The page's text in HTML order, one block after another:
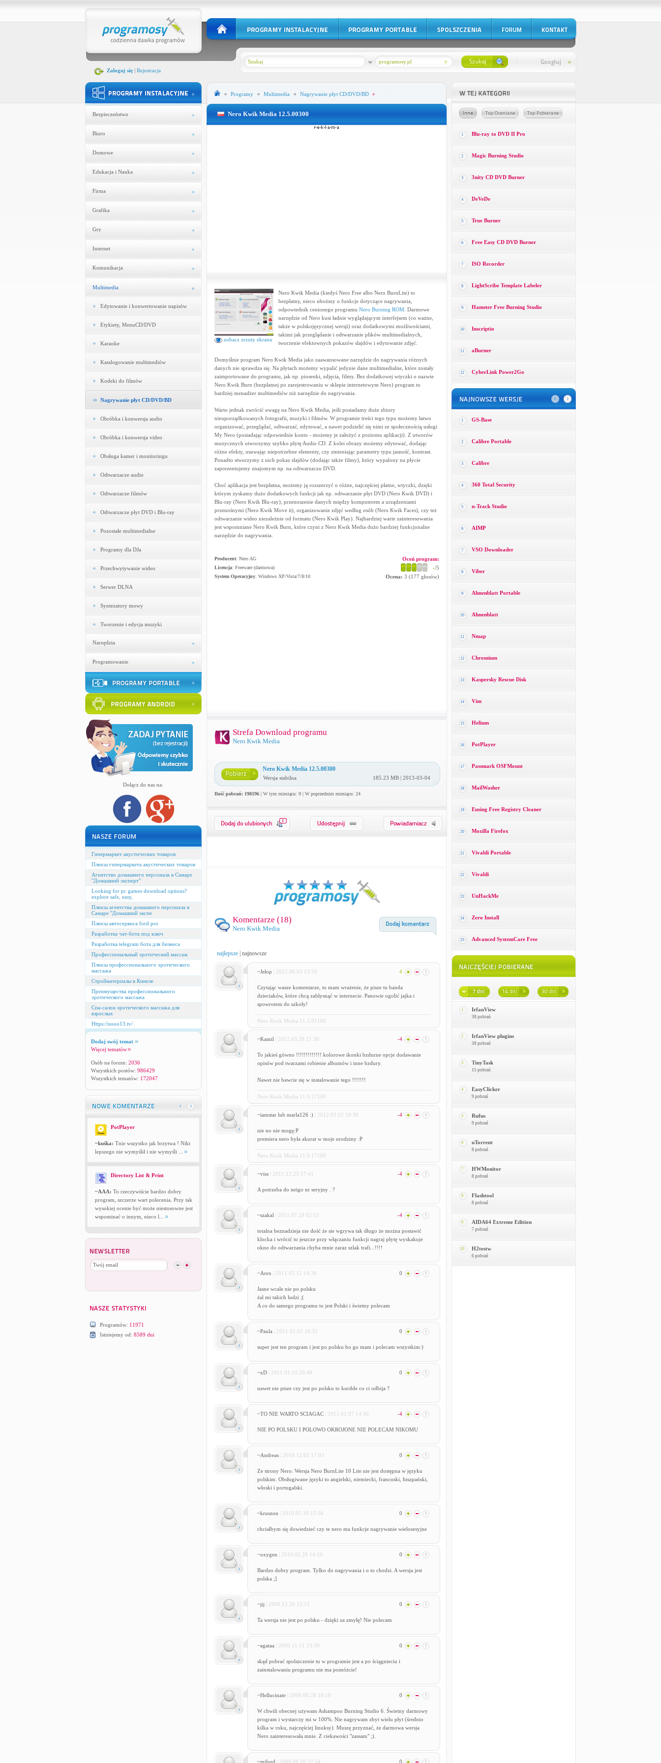
Zaloguj się| Rejestracja
programosy.pl
w
Bezpieczeństwo
Biuro
Domowe
Edukacja i Nauka
Firma
Grafika
Gry
Internet
Komunikacja
Multimedia
Edytowanie i konwertowanie napisów
Etykiety, MenuCD/DVD
Karaoke
Katalogowanie multimediów
Kodeki do filmów
Nagrywanie płyt CD/DVD/BD
Obróbka i konwersja audio
Obróbka i konwersja video
Obsługa kamer i monitoringu
Odtwarzacze audio
Odtwarzacze filmów
Odtwarzacze płyt DVD i Blu-ray
Pozostałe multimedialne
Programy dla DJa
Przechwytywanie wideo
Serwer DLNA
Syntezatory mowy
Tworzenie i edycja muzyki
Narzędzia
Programowanie
Dołącz do nas na:
Гипермаркет акустических товаров
Плюсы гипермаркета акустических товаров
Агентство домашнего персонала в Самаре
"Домашний эксперт"
Looking for pc games download options?
explore safe, easy,
Плюсы агентства домашнего персонала в
Самаре "Домашний экспе
Плюсы автосервиса ford pro
Разработка чат-бота под ключ
Разработка telegram бота для бизнеса
Профессиональный эротический массаж
Плюсы профессионального эротического
массажа
Стройматериалы в Кинеле
Преимущества профессионального
эротического массажа
Спа-салон эротического массажа для
взрослых
Https://nooo13.tv/
Dodaj swój temat
Więcej tematów
Osób na forum: 2036
Wszystkich postów: 986429
Wszystkich tematów: 172047
PotPlayer
~kuśka: Tnie wszystko jak brzytwa ! Nikt
lepszego nie wymyślił i nie wymyśli ...
Directory List & Print
~AAA: To rzeczywiście bardzo dobry
program, szczerze wart polecenia. Przy tak
wysokiej ocenie być może niestosowne jest
wspominać o innym, nieco l...
Programów: 11971
Istniejemy od: 8589 dni
Programy Multimedia Nagrywanie płyt CD/DVD/BD
Nero Kwik Media 12.5.00300
zobacz zrzuty ekranu
Nero Kwik Media (kiedyś Nero Free albo Nero BurnLite) to
bezpłatny, nieco uboższy o funkcje dotyczące nagrywania,
odpowiednik cenionego programu Nero Burning ROM. Darmowe
narzędzie od Nero kusi ładnie wyglądającym interfejsem (co ważne,
także w polskojęzycznej wersji) oraz dodatkowymi możliwościami,
takimi jak przeglądanie i odtwarzanie plików multimedialnych,
tworzenie efektownych pokazów slajdów i edytowanie zdjęć.
Domyślnie program Nero Kwik Media jako zaawansowane narzędzie do nagrywania różnych
danych nie sprawdza się. Na płytach możemy wypalić jedynie dane multimedialne, które zostały
zaimportowane do programu, jak np. piosenki, zdjęcia, filmy. Bez dodatkowej wtyczki o nazwie
Nero Kwik Burn (bezpłatnej po zarejestrowaniu w sklepie internetowym Nero) program to
bardziej menadżer multimediów niż narzędzie do nagrywania.
Warto jednak zwrócić uwagę na Nero Kwik Media, jeśli posiadamy duże zbiory
nieuporządkowanych fotografii, muzyki i filmów. W programie treści tego typu możemy łatwo
organizować, przeglądać, odtwarzać, edytować, a nawet podzielić się nimi ze społecznością usługi
My Nero (posiadając odpowiednie konto - możemy je założyć z poziomu aplikacji). Z utworów
muzycznych utworzymy szybko płytę Audio CD. Z kolei obrazy możemy edytować, dodając
różne efekty, usuwając niepotrzebne elementy, czy zmieniając parametry typu jasność, kontrast.
Ponadto stworzymy z nich pokaz slajdów (dodając także filmy), który wypalony na płycie
zaprezentujemy znajomym np. na odtwarzaczu DVD.
Choć aplikacja jest bezpłatna, możemy ją rozszerzyć o różne, najczęściej płatne, wtyczki, dzięki
którym zyskamy dużo dodatkowych funkcji jak np. odtwarzanie płyt DVD (Nero Kwik DVD) i
Blu-ray (Nero Kwik Blu-ray), przenoszenie danych między komputerem a urządzeniami
przenośnymi (Nero Kwik Move it), organizowanie zdjęć według osób (Nero Kwik Faces), czy też
odtwarzanie wideo niezależnie od formatu (Nero Kwik Play). Najbardziej warte zainteresowania
jest wspomniane Nero Kwik Burn, które czyni z Nero Kwik Media dużo bardziej funkcjonalne
narzędzie do nagrywania.
Producent: Nero AG
Licencja: Freeware (darmowa)
System Operacyjny: Windows XP/Vista/7/8/10
Oceń program:
-/5
Ocena: 3 (177 głosów)
Strefa Download programu
Nero Kwik Media
Nero Kwik Media 12.5.00300
Wersja stabilna 185.23 MB | 2013-03-04
Ilość pobrań: 198196| W tym miesiącu: 9 | W poprzednim miesiącu: 24
1
Komentarze (18)
Nero Kwik Media
najlepsze| najnowsze
~Jełop | 2012.08.03 13:59 4
Czytając wasze komentarze, to mam wrażenie, że pisze tu banda
dzieciaków, które chcą zabłysnąć w internecie. Panowie ogolić jajka i
spowrotem do szkoły!
Nero Kwik Media 11.2.01100
~Kamil | 2012.03.28 21:30 -4
To jakieś gówno !!!!!!!!!!!!! kolorowe ikonki bzdurne opcje dodawanie
opisów pod twarzami robienie albumów i inne bzdury.
Nawet nie bawcie się w instalowanie tego !!!!!!!
Nero Kwik Media 11.0.17100
~iamstar lub marla126 :) | 2012.03.02 19:30 -4
nie no nie mogę:P
premiera nero była akurat w moje urodziny :P
Nero Kwik Media 11.0.17100
~viss | 2011.12.23 17:41 -4
A potrzeba do neigo nr seryjny . ?
~szakal | 2011.07.29 02:13 -4
totalna beznadzieja nie dość że sie wgrywa tak długo że można postawić
klocka i wrócić to jeszcze przy włączaniu funkcji nagraj płytę wyskakuje
okno do odtwarzania chyba mnie zaraz szlak trafi...!!!!
~Arex | 2011.02.12 14:38 0
Jasne wcale nie po polsku
żal mi takich ludzi ;(
A co do samego programu to jest Polski i świetny polecam
~Paula | 2011.02.03 16:32 0
super jest ten program i jest po polsku bo go mam i polecam wszystkim:)
~xD | 2011.01.10 20:48 0
nawet nie pisze czy jest po polsku to kurdde co ci odbija ?
~TO NIE WARTO SCIAGAC | 2011.01.07 14:30 -4
NIE PO POLSKU I POLOWO OKROJONE NIE POLECAM NIKOMU
~Andreas | 2010.12.02 17:03 0
Ze strony Nero: Wersja Nero BurnLite 10 Lite nie jest dostępna w języku
polskim. Obsługiwane języki to angielski, niemiecki, francuski, hiszpański,
włoski i portugalski.
~kruszon | 2010.03.30 15:36 0
chciałbym się dowiedzieć czy te nero ma funkcje nagrywanie wielosesyjne
~oxygen | 2010.02.28 14:10 0
Bardzo dobry program. Tylko do nagrywania i o to chodzi. A wersja jest
polska ;]
~jij | 2009.12.29 15:51 0
Ta wersja nie jest po polsku - dzięki za zmyłę! Nie polecam
~agataa | 2009.11.11 13:30 0
skąd pobrać spolszczenie tu w programie jest a po ściągnieciu i
zainstalowaniu programu nie ma pomóżcie!
~Hellucinate | 2009.08.28 18:18 0
W chwili obecnej używam Ashampoo Burning Studio 6. Świetny darmowy
program i wystarczy mi w 100%. Nie nagrywam zbyt wielu płyt (średnio
kilka w roku, najczęściej linuksy). Muszę przyznać, że darmowa wersja
Nero zainteresowała mnie. Z ciekawości "zassam" ;).
~milord | 2009.08.10 22:54 0
1 Blu-ray to DVD II Pro
2 Magic Burning Studio
3 3nity CD DVD Burner
4 DeVeDe
5 True Burner
6 Free Easy CD DVD Burner
7 ISO Recorder
8 LightScribe Template Labeler
9 Hamster Free Burning Studio
10 Inscriptio
11 aBurner
12 CyberLink Power2Go
1 GS-Base
2 Calibre Portable
3 Calibre
4 360 Total Security
5 n-Track Studio
6 AIMP
7 VSO Downloader
8 Viber
9 Ahnenblatt Portable
10 Ahnenblatt
11 Nmap
12 Chromium
13 Kaspersky Rescue Disk
14 Vim
15 Helium
16 PotPlayer
17 Passmark OSFMount
18 MailWasher
19 Eusing Free Registry Cleaner
20 Mozilla Firefox
21 Vivaldi Portable
22 Vivaldi
23 UnHackMe
24 Zero Install
25 Advanced SystemCare Free
1 IrfanView
38 pobrań
2 IrfanView plugins
38 pobrań
3 TinyTask
15 pobrań
4 EasyClicker
9 pobrań
5 Rufus
9 pobrań
6 uTorrent
8 pobrań
7 HWMonitor
8 pobrań
8 Flashtool
8 pobrań
9 AIDA64 Extreme Edition
7 pobrań
10 H2testw
6 pobrań